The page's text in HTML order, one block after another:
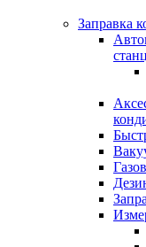
Заправка